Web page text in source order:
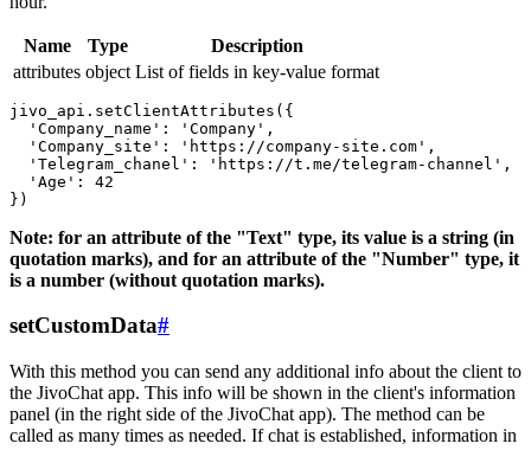
Name Type
Description
attributes object List of fields in key-value format
jivo_api.setClientAttributes({
  'Company_name': 'Company',
  'Company_site': 'https://company-site.com',
  'Telegram_chanel': 'https://t.me/telegram-channel',
  'Age': 42
Note: for an attribute of the "Text" type, its value is a string (in
quotation marks), and for an attribute of the "Number" type, it
is a number (without quotation marks).
setCustomData#
With this method you can send any additional info about the client to
the JivoChat app. This info will be shown in the client's information
panel (in the right side of the JivoChat app). The method can be
called as many times as needed. If chat is established, information in